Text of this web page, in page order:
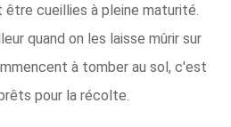
être cueillies à pleine maturité.
quand on les laisse mûrir sur
à tomber au sol, c'est
pour la récolte.